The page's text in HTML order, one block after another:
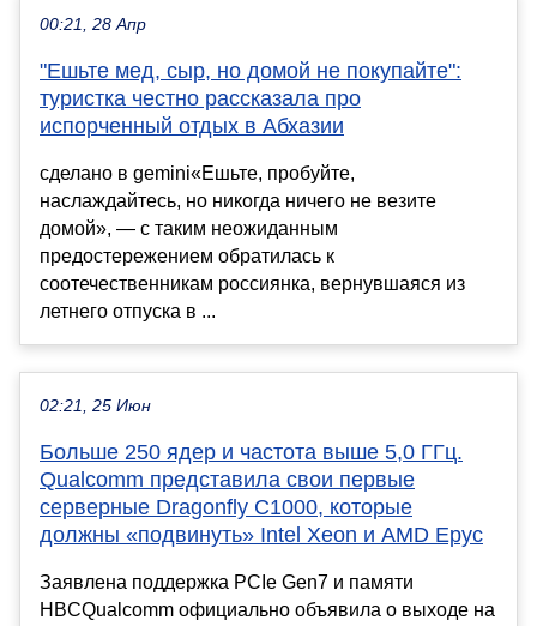
00:21, 28 Апр
"Ешьте мед, сыр, но домой не покупайте":
туристка честно рассказала про
испорченный отдых в Абхазии
сделано в gemini«Ешьте, пробуйте,
наслаждайтесь, но никогда ничего не везите
домой», — с таким неожиданным
предостережением обратилась к
соотечественникам россиянка, вернувшаяся из
летнего отпуска в ...
02:21, 25 Июн
Больше 250 ядер и частота выше 5,0 ГГц.
Qualcomm представила свои первые
серверные Dragonfly C1000, которые
должны «подвинуть» Intel Xeon и AMD Epyc
Заявлена поддержка PCIe Gen7 и памяти
HBCQualcomm официально объявила о выходе на